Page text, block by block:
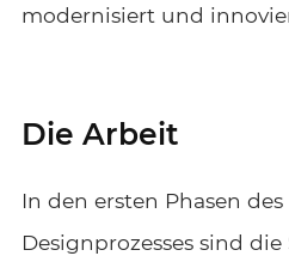
modernisiert und
Die Arbeit
In den ersten Phasen des
Designprozesses sind